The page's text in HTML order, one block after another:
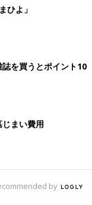
ひよ」
を買うとポイント10
まい費用
by